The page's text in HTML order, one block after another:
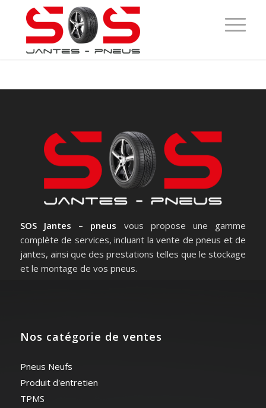
SOS Jantes – pneus vous propose une gamme
complète de services, incluant la vente de pneus et de
jantes, ainsi que des prestations telles que le stockage
et le montage de vos pneus.
Nos catégorie de ventes
Pneus Neufs
Produit d'entretien
TPMS